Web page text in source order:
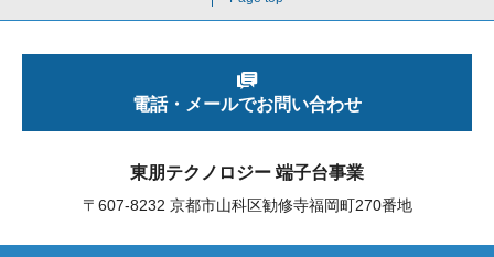
東朋テクノロジー 端子台事業
〒607-8232 京都市山科区勧修寺福岡町270番地
電話・メールでお問い合わせ